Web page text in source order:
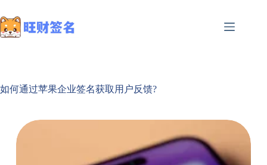
如何通过苹果企业签名获取用户反馈?